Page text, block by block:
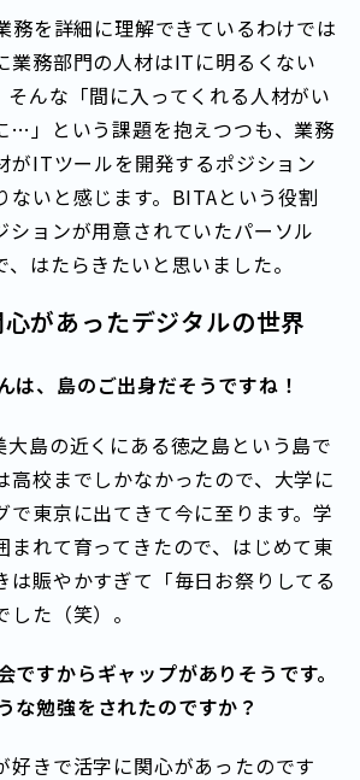
務を詳細に理解できているわけでは
業務部門の人材はITに明るくない
そんな「間に入ってくれる人材がい
…」という課題を抱えつつも、業務
がITツールを開発するポジション
ないと感じます。BITAという役割
ションが用意されていたパーソル
はたらきたいと思いました。
があったデジタルの世界
は、島のご出身だそうですね！
大島の近くにある徳之島という島で
高校までしかなかったので、大学に
で東京に出てきて今に至ります。学
まれて育ってきたので、はじめて東
は賑やかすぎて「毎日お祭りしてる
た（笑）。
ですからギャップがありそうです。
な勉強をされたのですか？
好きで活字に関心があったのです